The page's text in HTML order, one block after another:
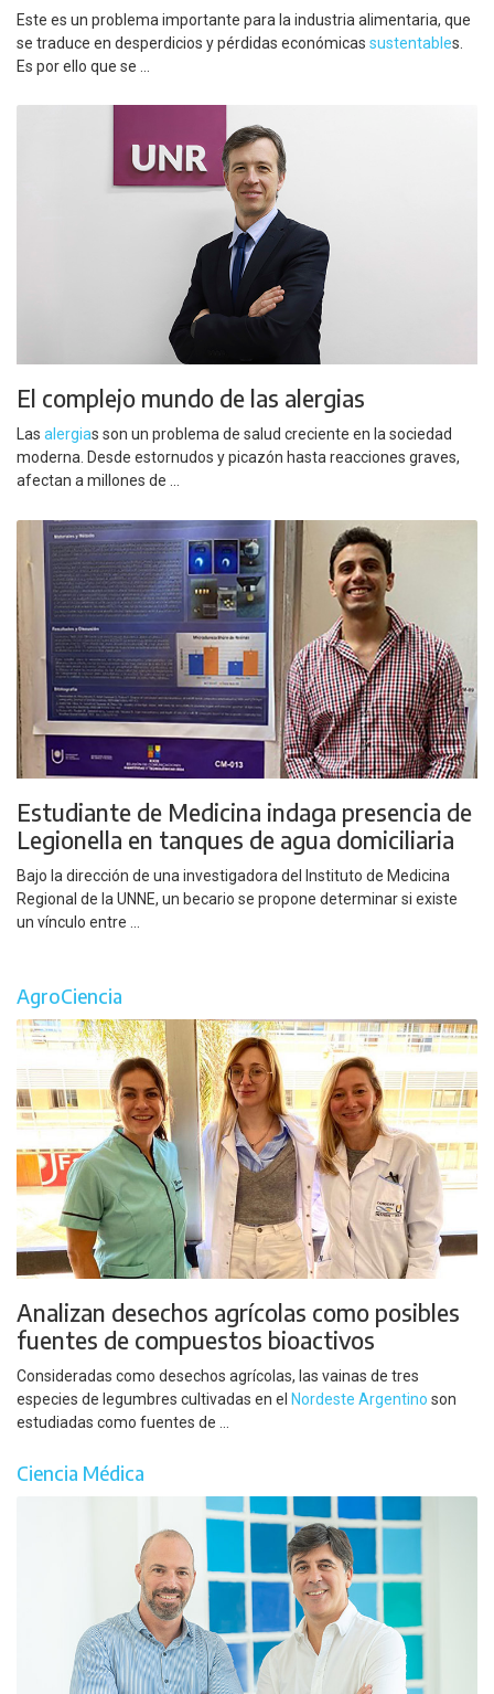
Este es un problema importante para la industria alimentaria, que
se traduce en desperdicios y pérdidas económicas sustentables.
Es por ello que se ...
El complejo mundo de las alergias
Las alergias son un problema de salud creciente en la sociedad
moderna. Desde estornudos y picazón hasta reacciones graves,
afectan a millones de ...
Estudiante de Medicina indaga presencia de
Legionella en tanques de agua domiciliaria
Bajo la dirección de una investigadora del Instituto de Medicina
Regional de la UNNE, un becario se propone determinar si existe
un vínculo entre ...
AgroCiencia
Analizan desechos agrícolas como posibles
fuentes de compuestos bioactivos
Consideradas como desechos agrícolas, las vainas de tres
especies de legumbres cultivadas en el Nordeste Argentino son
estudiadas como fuentes de ...
Ciencia Médica